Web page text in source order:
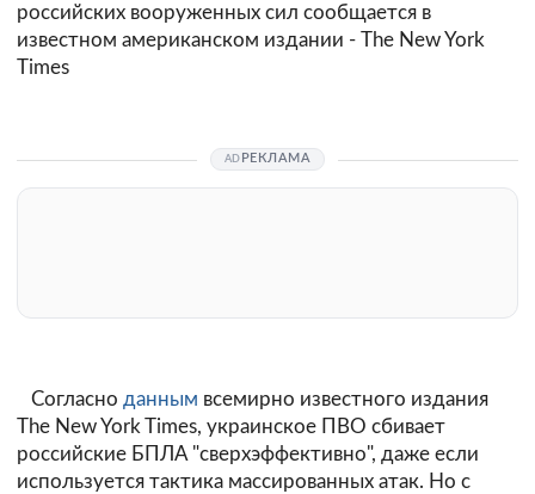
российских вооруженных сил сообщается в
известном американском издании - The New York
Times
РЕКЛАМА
Согласно данным всемирно известного издания
The New York Times, украинское ПВО сбивает
российские БПЛА "сверхэффективно", даже если
используется тактика массированных атак. Но с